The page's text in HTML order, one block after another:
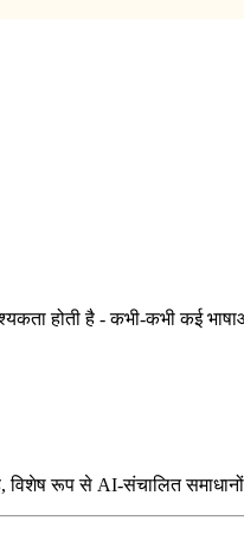
होती है - कभी-कभी कई
विशेष रूप से AI-संचालित